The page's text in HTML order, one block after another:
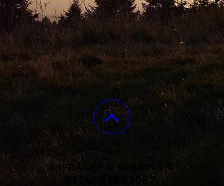
ANFRAGEN & BERATUNG:
0176/ 61601987